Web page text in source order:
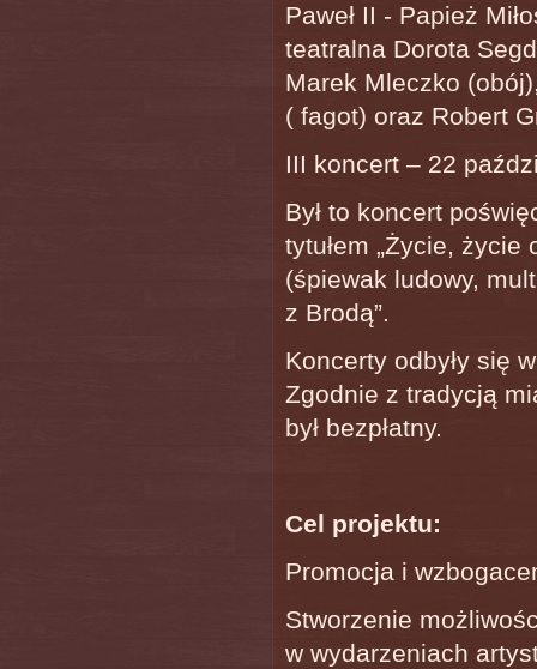
Paweł II - Papież
teatralna Dorota
Marek Mleczko
( fagot) oraz Robert
III koncert – 22
Był to koncert
tytułem „Życie,
(śpiewak ludowy,
z Brodą”.
Koncerty odbyły się
Zgodnie z tradycją
był bezpłatny.
Cel projektu:
Promocja i
Stworzenie
w wydarzeniach